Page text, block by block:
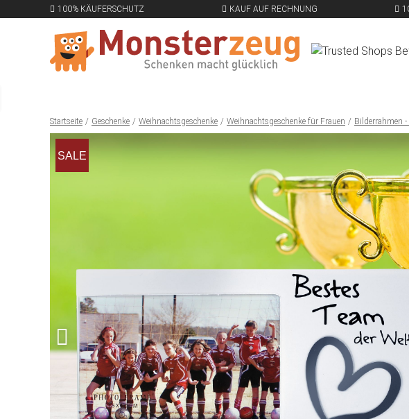
100% KÄUFERSCHUTZ KAUF AUF RECHNUNG
Startseite Geschenke Weihnachtsgeschenke Weihnachtsgeschenke für Frauen Bilderrahmen -
SALE